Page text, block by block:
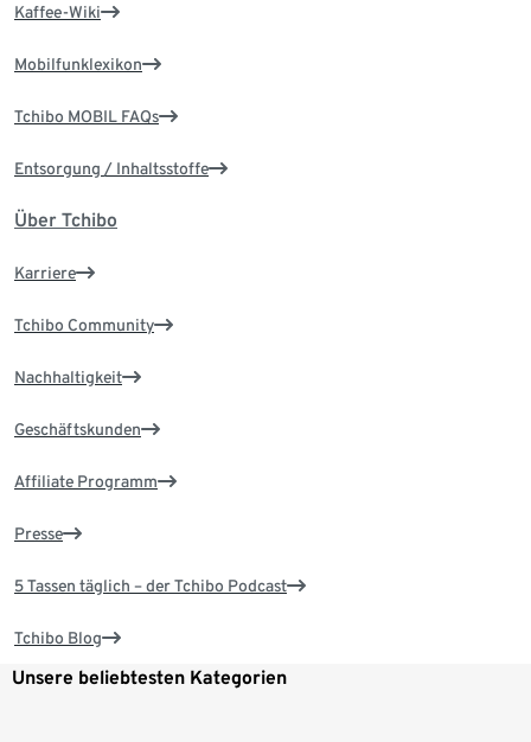
Kaffee-Wiki
Mobilfunklexikon
Tchibo MOBIL FAQs
Entsorgung / Inhaltsstoffe
Über Tchibo
Karriere
Tchibo Community
Nachhaltigkeit
Geschäftskunden
Affiliate Programm
Presse
5 Tassen täglich – der Tchibo Podcast
Tchibo Blog
Unsere beliebtesten Kategorien